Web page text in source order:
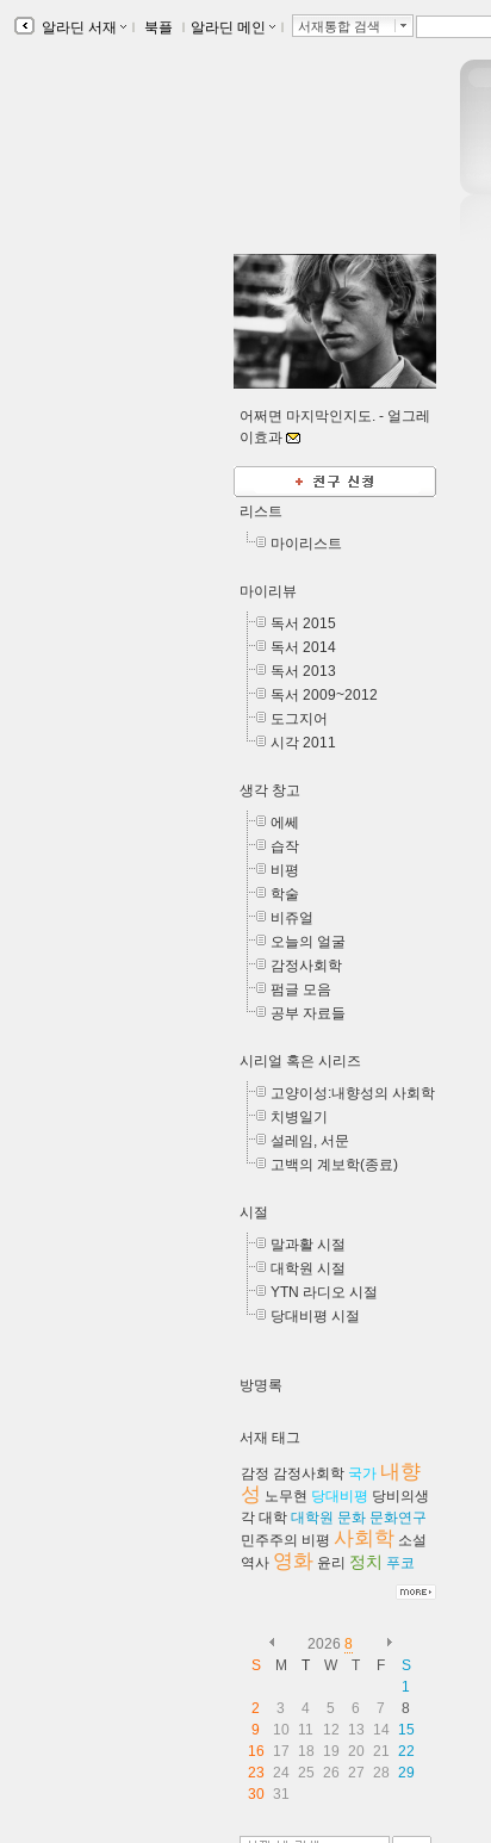
알라딘 서재 ｌ 북플 ｌ 알라딘 메인 ｌ 서재통합 검색
어쩌면 마지막인지도. - 얼그레
이효과
리스트
마이리스트
마이리뷰
독서 2015
독서 2014
독서 2013
독서 2009~2012
도그지어
시각 2011
생각 창고
에쎄
습작
비평
학술
비쥬얼
오늘의 얼굴
감정사회학
펌글 모음
공부 자료들
시리얼 혹은 시리즈
고양이성:내향성의 사회학
치병일기
설레임, 서문
고백의 계보학(종료)
시절
말과활 시절
대학원 시절
YTN 라디오 시절
당대비평 시절
방명록
서재 태그
감정 감정사회학 국가 내향
성 노무현 당대비평 당비의생
각 대학 대학원 문화 문화연구
민주주의 비평 사회학 소설
역사 영화 윤리 정치 푸코
2026 8
S
M T W T F
S
1
2
3 4 5 6 7
8
9
10 11 12 13 14
15
16
17 18 19 20 21 22
23 24 25 26 27 28 29
30 31